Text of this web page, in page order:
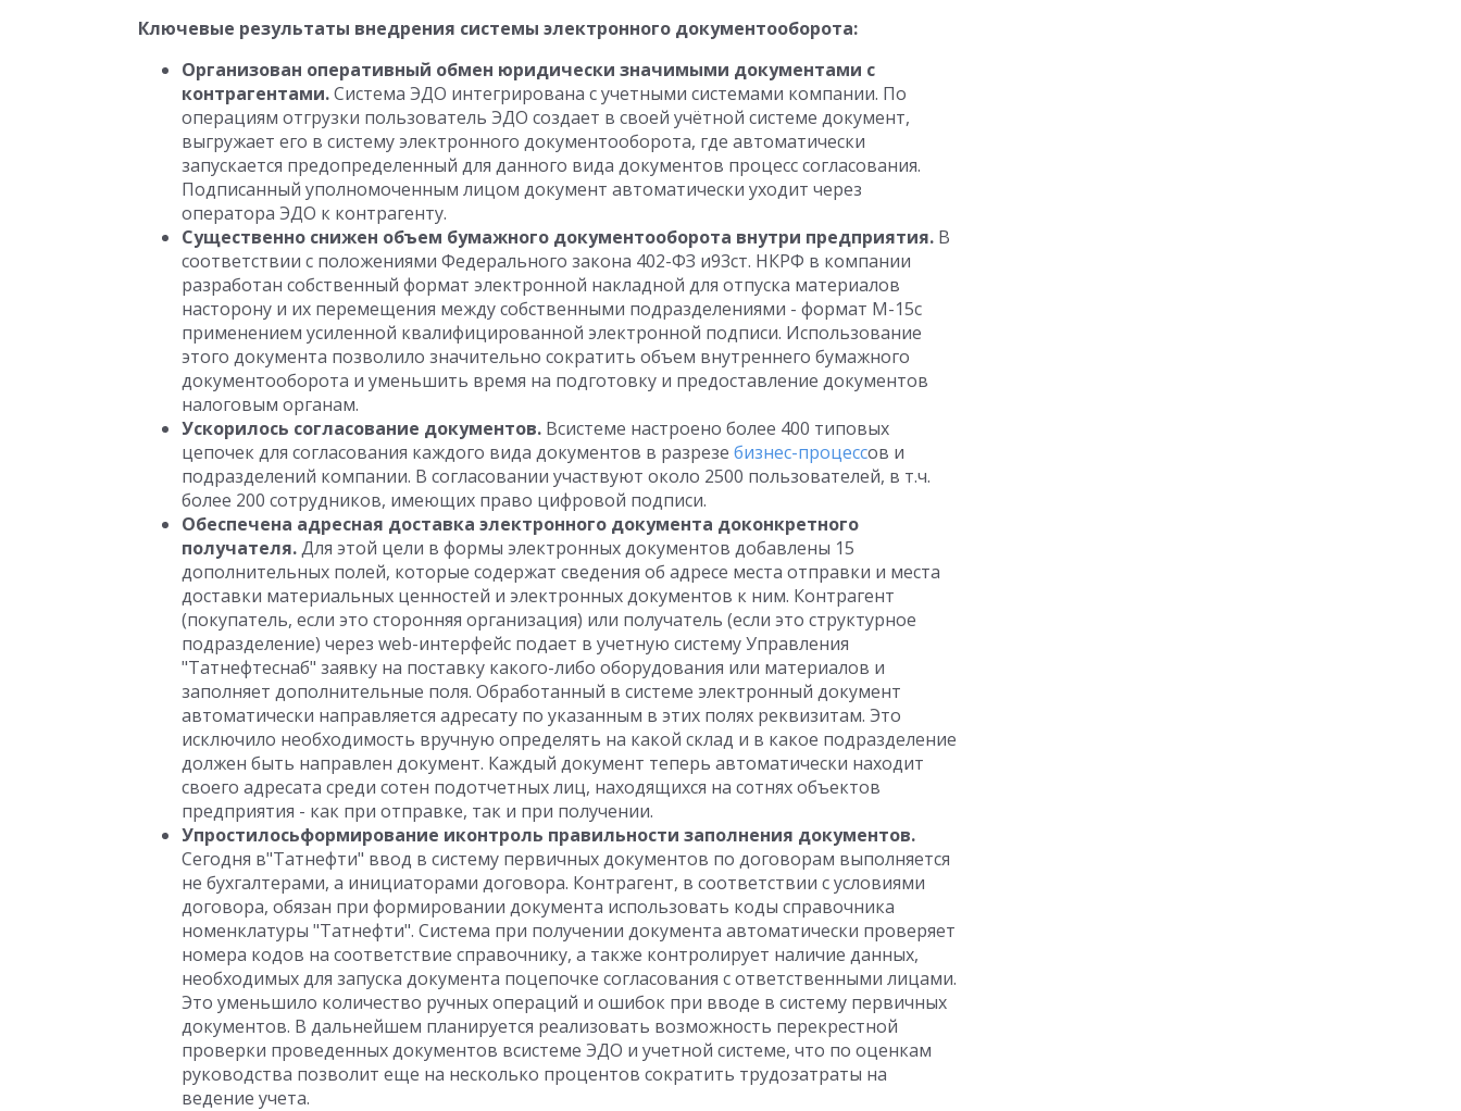
Ключевые результаты внедрения системы электронного документооборота:
Организован оперативный обмен юридически значимыми документами с
контрагентами.Система ЭДО интегрирована с учетными системами компании. По
операциям отгрузки пользователь ЭДО создает в своей учётной системе документ,
выгружает его в систему электронного документооборота, где автоматически
запускается предопределенный для данного вида документов процесс согласования.
Подписанный уполномоченным лицом документ автоматически уходит через
оператора ЭДО к контрагенту.
Существенно снижен объем бумажного документооборота внутри предприятия. В
соответствии с положениями Федерального закона 402-ФЗ и93ст. НКРФ в компании
разработан собственный формат электронной накладной для отпуска материалов
насторону и их перемещения между собственными подразделениями - формат М-15с
применением усиленной квалифицированной электронной подписи. Использование
этого документа позволило значительно сократить объем внутреннего бумажного
документооборота и уменьшить время на подготовку и предоставление документов
налоговым органам.
Ускорилось согласование документов. Всистеме настроено более 400 типовых
цепочек для согласования каждого вида документов в разрезе бизнес-процессов и
подразделений компании. В согласовании участвуют около 2500 пользователей, в т.ч.
более 200 сотрудников, имеющих право цифровой подписи.
Обеспечена адресная доставка электронного документа доконкретного
получателя.Для этой цели в формы электронных документов добавлены 15
дополнительных полей, которые содержат сведения об адресе места отправки и места
доставки материальных ценностей и электронных документов к ним. Контрагент
(покупатель, если это сторонняя организация) или получатель (если это структурное
подразделение) через web-интерфейс подает в учетную систему Управления
"Татнефтеснаб" заявку на поставку какого-либо оборудования или материалов и
заполняет дополнительные поля. Обработанный в системе электронный документ
автоматически направляется адресату по указанным в этих полях реквизитам. Это
исключило необходимость вручную определять на какой склад и в какое подразделение
должен быть направлен документ. Каждый документ теперь автоматически находит
своего адресата среди сотен подотчетных лиц, находящихся на сотнях объектов
предприятия - как при отправке, так и при получении.
Упростилосьформирование иконтроль правильности заполнения документов.
Сегодня в"Татнефти" ввод в систему первичных документов по договорам выполняется
не бухгалтерами, а инициаторами договора. Контрагент, в соответствии с условиями
договора, обязан при формировании документа использовать коды справочника
номенклатуры "Татнефти". Система при получении документа автоматически проверяет
номера кодов на соответствие справочнику, а также контролирует наличие данных,
необходимых для запуска документа поцепочке согласования с ответственными лицами.
Это уменьшило количество ручных операций и ошибок при вводе в систему первичных
документов. В дальнейшем планируется реализовать возможность перекрестной
проверки проведенных документов всистеме ЭДО и учетной системе, что по оценкам
руководства позволит еще на несколько процентов сократить трудозатраты на
ведение учета.